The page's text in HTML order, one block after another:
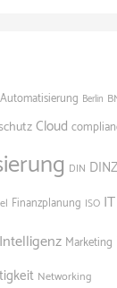
Automatisierung Berlin
Cloud
DIN
Finanzplanung ISO IT
Marketing
Networking